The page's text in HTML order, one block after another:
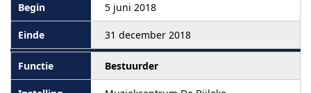
5 juni 2018
31 december 2018
Bestuurder